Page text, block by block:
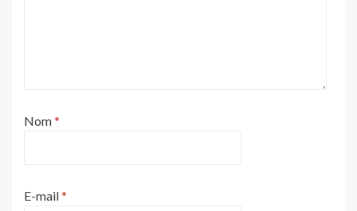
Nom*
E-mail*